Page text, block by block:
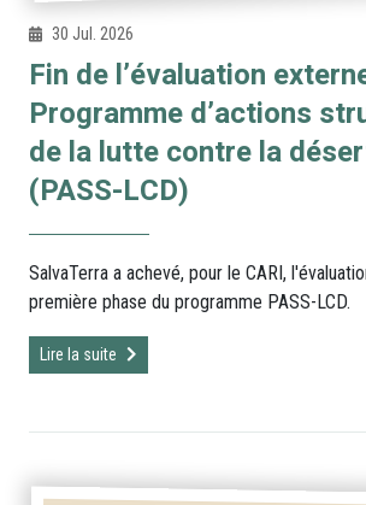
30 Jul. 2026
Fin de l’évaluation
Programme d’actions
de la lutte contre la
(PASS-LCD)
SalvaTerra a achevé, pour le CARI,
première phase du programme PASS-LCD.
Lire la suite